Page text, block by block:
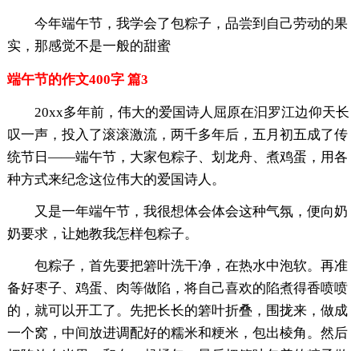
今年端午节，我学会了包粽子，品尝到自己劳动的果
实，那感觉不是一般的甜蜜
端午节的作文400字 篇3
20xx多年前，伟大的爱国诗人屈原在汩罗江边仰天长
叹一声，投入了滚滚激流，两千多年后，五月初五成了传
统节日——端午节，大家包粽子、划龙舟、煮鸡蛋，用各
种方式来纪念这位伟大的爱国诗人。
又是一年端午节，我很想体会体会这种气氛，便向奶
奶要求，让她教我怎样包粽子。
包粽子，首先要把箬叶洗干净，在热水中泡软。再准
备好枣子、鸡蛋、肉等做陷，将自己喜欢的陷煮得香喷喷
的，就可以开工了。先把长长的箬叶折叠，围拢来，做成
一个窝，中间放进调配好的糯米和粳米，包出棱角。然后